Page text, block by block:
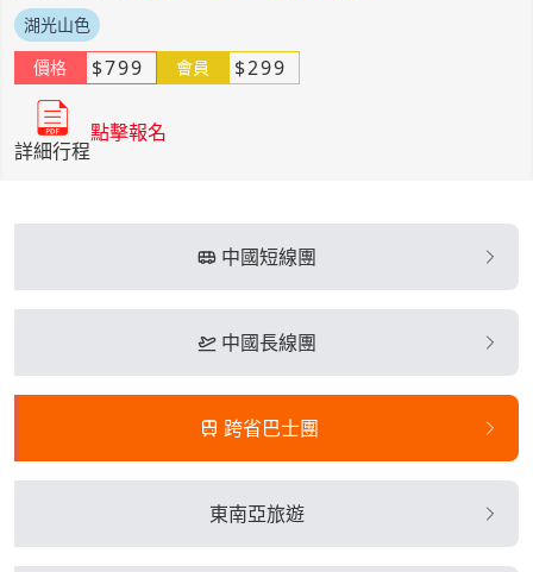
中國短線團
中國長線團
跨省巴士團
東南亞旅遊
湖光山色
價格
$799 會員 $299
詳細行程
點擊報名